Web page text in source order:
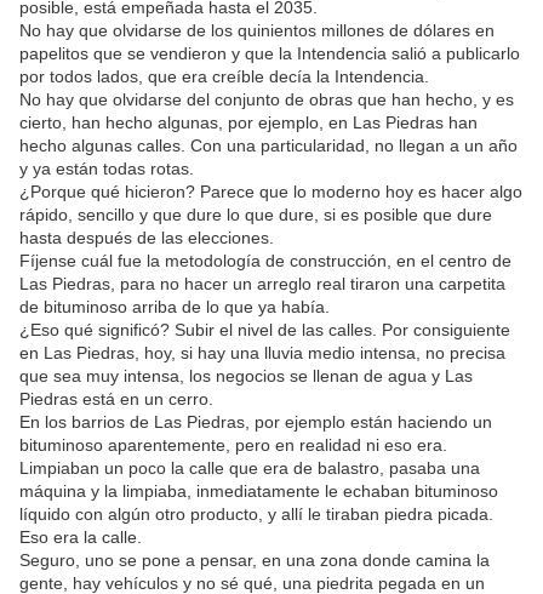
posible, está empeñada hasta el 2035.
No hay que olvidarse de los quinientos millones de dólares en
papelitos que se vendieron y que la Intendencia salió a publicarlo
por todos lados, que era creíble decía la Intendencia.
No hay que olvidarse del conjunto de obras que han hecho, y es
cierto, han hecho algunas, por ejemplo, en Las Piedras han
hecho algunas calles. Con una particularidad, no llegan a un año
y ya están todas rotas.
¿Porque qué hicieron? Parece que lo moderno hoy es hacer algo
rápido, sencillo y que dure lo que dure, si es posible que dure
hasta después de las elecciones.
Fíjense cuál fue la metodología de construcción, en el centro de
Las Piedras, para no hacer un arreglo real tiraron una carpetita
de bituminoso arriba de lo que ya había.
¿Eso qué significó? Subir el nivel de las calles. Por consiguiente
en Las Piedras, hoy, si hay una lluvia medio intensa, no precisa
que sea muy intensa, los negocios se llenan de agua y Las
Piedras está en un cerro.
En los barrios de Las Piedras, por ejemplo están haciendo un
bituminoso aparentemente, pero en realidad ni eso era.
Limpiaban un poco la calle que era de balastro, pasaba una
máquina y la limpiaba, inmediatamente le echaban bituminoso
líquido con algún otro producto, y allí le tiraban piedra picada.
Eso era la calle.
Seguro, uno se pone a pensar, en una zona donde camina la
gente, hay vehículos y no sé qué, una piedrita pegada en un